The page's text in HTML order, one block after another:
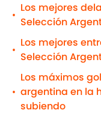
•
Los mejores
Selección
•
Los mejores
Selección
•
Los máximos
argentina en la
subiendo